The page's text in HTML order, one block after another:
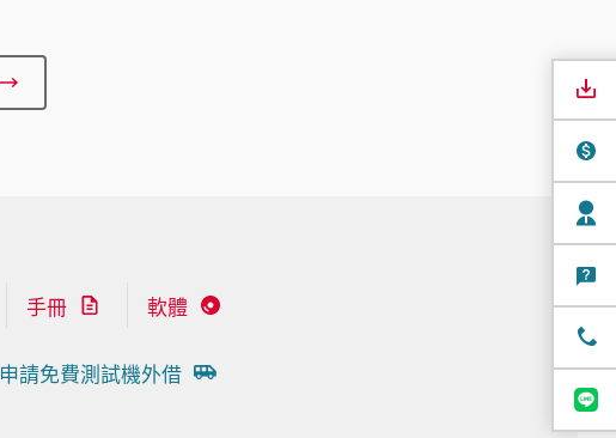
手冊 軟體
申請免費測試機外借